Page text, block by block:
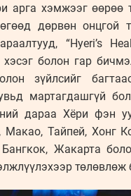
арга хэмжээг өөрөө
дөрвөн онцгой
“Hyeri’s
хэсэг болон гар
зүйлсийг
мартагдашгүй
дараа Хёри фэн
Макао, Тайпей, Хонг
Жакарта
төлөвлөж